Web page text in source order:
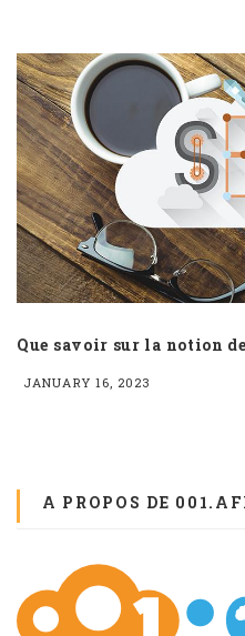
Que savoir sur la notion
JANUARY 16, 2023
A PROPOS DE